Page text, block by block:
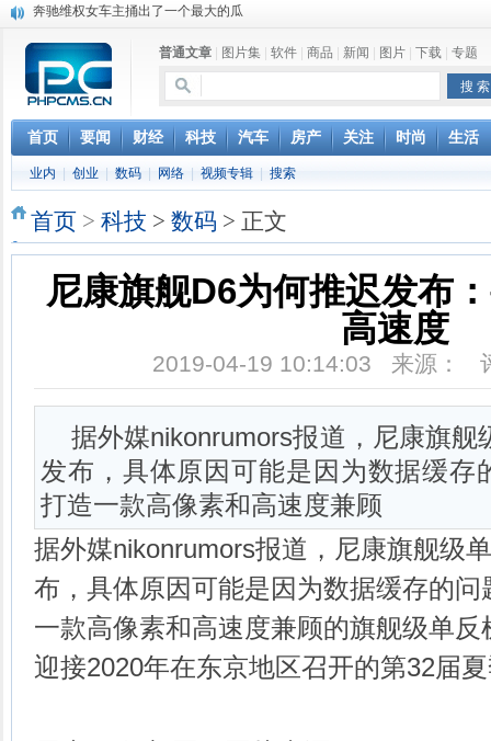
苹果MacOS曝新功能：将iPad作为拓展屏
DS四款新能源车型上海车展亚洲首秀
苹果与高通和解 英特尔失去重要移动客户
小米高管：虽然高通与苹果和解，但5G iPhone最快明年下半年发布
高通与苹果达成和解，双方达成6年许可协议
巴黎圣母院大火肆虐，人类文明的一场浩劫
普通文章 图片集 软件 商品 新闻 图片 下载 专题
首页 要闻 财经 科技 汽车 房产 关注 时尚 生活
业内 创业 数码 网络 视频专辑 搜索
首页 > 科技 > 数码 > 正文
尼康旗舰D6为何推迟发布
高速度
2019-04-19 10:14:03 来源：
据外媒nikonrumors报道，尼康旗舰
发布，具体原因可能是因为数据缓存
打造一款高像素和高速度兼顾
据外媒nikonrumors报道，尼康旗舰级
布，具体原因可能是因为数据缓存的
一款高像素和高速度兼顾的旗舰级单
迎接2020年在东京地区召开的第32届